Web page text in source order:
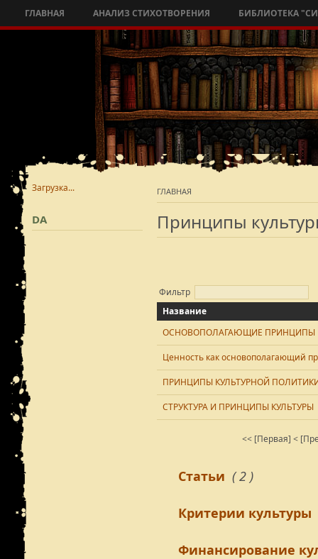
ГЛАВНАЯ АНАЛИЗ СТИХОТВОРЕНИЯ БИБЛИОТЕКА
ГЛАВНАЯ
Принципы
Фильтр
Название
ОСНОВОПОЛАГАЮЩИЕ ПРИНЦИПЫ
Ценность как основополагающий
ПРИНЦИПЫ КУЛЬТУРНОЙ
СТРУКТУРА И ПРИНЦИПЫ КУЛЬТУРЫ
<< [Первая] <
Статьи ( 2 )
Критерии культуры
Финансирование
Загрузка...
DA